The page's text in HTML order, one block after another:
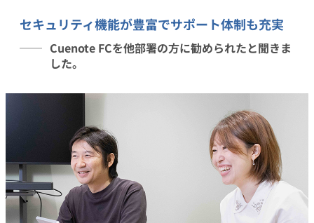
セキュリティ機能が豊富でサポート体制も充実
Cuenote FCを他部署の方に勧められたと聞きま
した。